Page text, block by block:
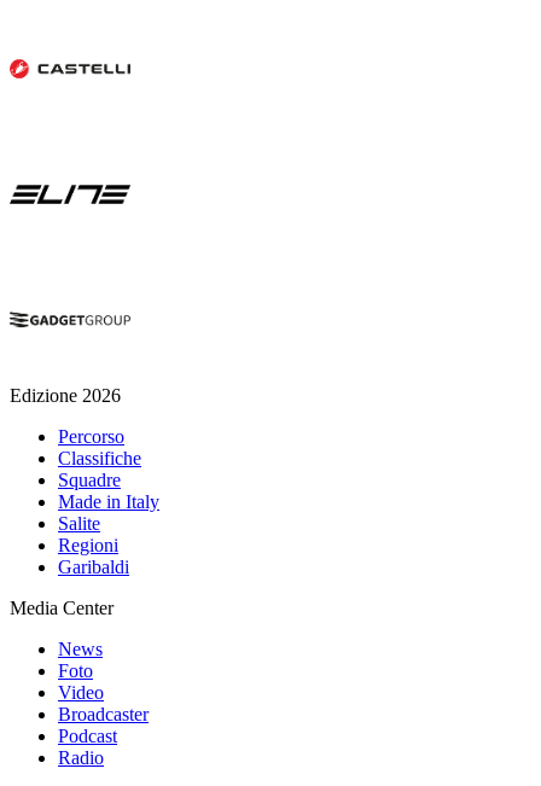
Edizione 2026
Percorso
Classifiche
Squadre
Made in Italy
Salite
Regioni
Garibaldi
Media Center
News
Foto
Video
Broadcaster
Podcast
Radio